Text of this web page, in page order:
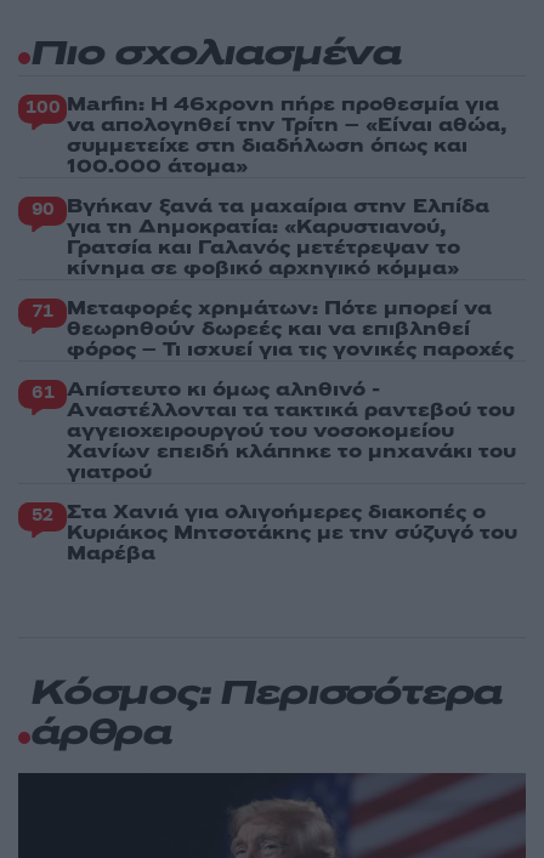
Πιο σχολιασμένα
100 Marfin: Η 46χρονη πήρε προθεσμία για
να απολογηθεί την Τρίτη – «Είναι αθώα,
συμμετείχε στη διαδήλωση όπως και
100.000 άτομα»
90 Βγήκαν ξανά τα μαχαίρια στην Ελπίδα
για τη Δημοκρατία: «Καρυστιανού,
Γρατσία και Γαλανός μετέτρεψαν το
κίνημα σε φοβικό αρχηγικό κόμμα»
71 Μεταφορές χρημάτων: Πότε μπορεί να
θεωρηθούν δωρεές και να επιβληθεί
φόρος – Τι ισχυεί για τις γονικές παροχές
61 Απίστευτο κι όμως αληθινό -
Aναστέλλονται τα τακτικά ραντεβού του
αγγειοχειρουργού του νοσοκομείου
Χανίων επειδή κλάπηκε το μηχανάκι του
γιατρού
52 Στα Χανιά για ολιγοήμερες διακοπές ο
Κυριάκος Μητσοτάκης με την σύζυγό του
Μαρέβα
Κόσμος: Περισσότερα
άρθρα